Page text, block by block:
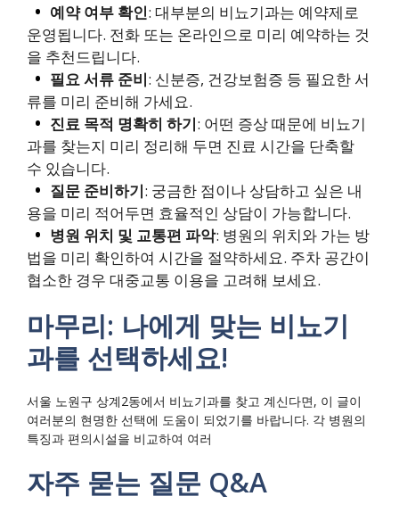
예약 여부 확인: 대부분의 비뇨기과는 예약제로
운영됩니다. 전화 또는 온라인으로 미리 예약하는 것
을 추천드립니다.
필요 서류 준비: 신분증, 건강보험증 등 필요한 서
류를 미리 준비해 가세요.
진료 목적 명확히 하기: 어떤 증상 때문에 비뇨기
과를 찾는지 미리 정리해 두면 진료 시간을 단축할
수 있습니다.
질문 준비하기: 궁금한 점이나 상담하고 싶은 내
용을 미리 적어두면 효율적인 상담이 가능합니다.
병원 위치 및 교통편 파악: 병원의 위치와 가는 방
법을 미리 확인하여 시간을 절약하세요. 주차 공간이
협소한 경우 대중교통 이용을 고려해 보세요.
마무리: 나에게 맞는 비뇨기
과를 선택하세요!
서울 노원구 상계2동에서 비뇨기과를 찾고 계신다면, 이 글이
여러분의 현명한 선택에 도움이 되었기를 바랍니다. 각 병원의
특징과 편의시설을 비교하여 여러
자주 묻는 질문 Q&A